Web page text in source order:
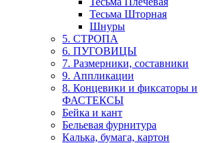
Тесьма Шторная
Шнуры
5. СТРОПА
6. ПУГОВИЦЫ
7. Размерники, составники
9. Аппликации
8. Концевики и фиксаторы и
ФАСТЕКСЫ
Бейка и кант
Бельевая фурнитура
Калька, бумага, картон